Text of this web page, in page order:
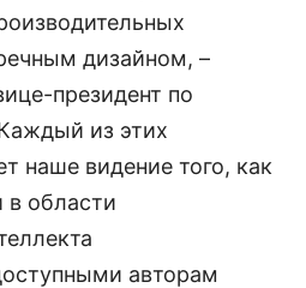
дизайном, –
президент по
из этих
наше видение того, как
в области
авторам